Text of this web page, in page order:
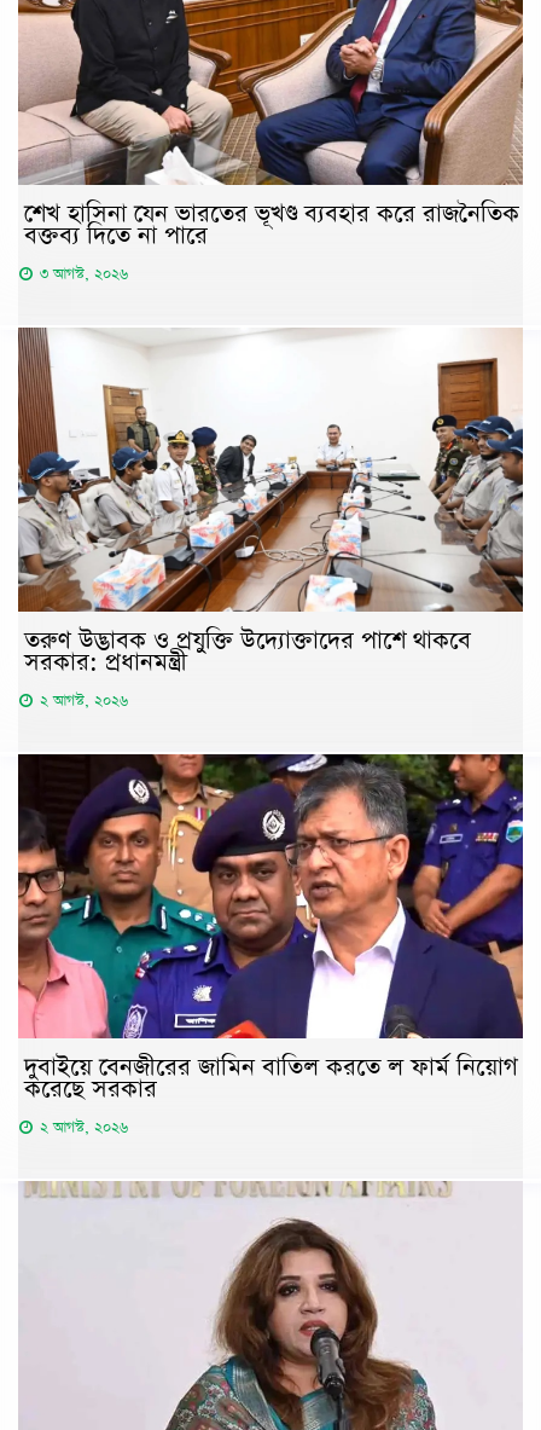
শেখ হাসিনা যেন ভারতের ভূখণ্ড ব্যবহার করে রাজনৈতিক
বক্তব্য দিতে না পারে
৩ আগস্ট, ২০২৬
তরুণ উদ্ভাবক ও প্রযুক্তি উদ্যোক্তাদের পাশে থাকবে
সরকার: প্রধানমন্ত্রী
২ আগস্ট, ২০২৬
দুবাইয়ে বেনজীরের জামিন বাতিল করতে ল ফার্ম নিয়োগ
করেছে সরকার
২ আগস্ট, ২০২৬